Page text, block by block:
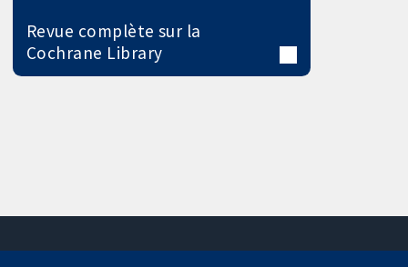
Revue complète sur la
Cochrane Library